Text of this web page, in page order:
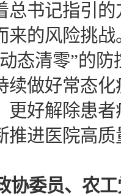
总书记指引
来的风险挑
态清零”的
续做好常态
更好解除患
推进医院高质
协委员、农